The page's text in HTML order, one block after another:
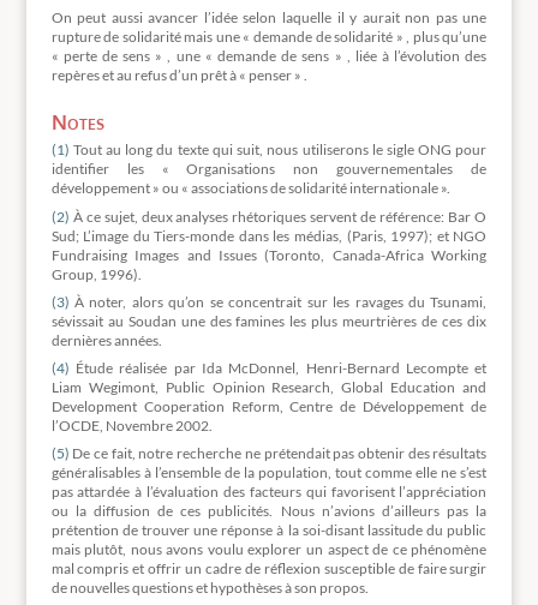
On peut aussi avancer l’idée selon laquelle il y aurait non pas une
rupture de solidarité mais une « demande de solidarité » , plus qu’une
« perte de sens » , une « demande de sens » , liée à l’évolution des
repères et au refus d’un prêt à « penser » .
Notes
(1) Tout au long du texte qui suit, nous utiliserons le sigle ONG pour
identifier les « Organisations non gouvernementales de
développement » ou « associations de solidarité internationale ».
(2) À ce sujet, deux analyses rhétoriques servent de référence: Bar O
Sud; L’image du Tiers-monde dans les médias, (Paris, 1997); et NGO
Fundraising Images and Issues (Toronto, Canada-Africa Working
Group, 1996).
(3) À noter, alors qu’on se concentrait sur les ravages du Tsunami,
sévissait au Soudan une des famines les plus meurtrières de ces dix
dernières années.
(4) Étude réalisée par Ida McDonnel, Henri-Bernard Lecompte et
Liam Wegimont, Public Opinion Research, Global Education and
Development Cooperation Reform, Centre de Développement de
l’OCDE, Novembre 2002.
(5) De ce fait, notre recherche ne prétendait pas obtenir des résultats
généralisables à l’ensemble de la population, tout comme elle ne s’est
pas attardée à l’évaluation des facteurs qui favorisent l’appréciation
ou la diffusion de ces publicités. Nous n’avions d’ailleurs pas la
prétention de trouver une réponse à la soi-disant lassitude du public
mais plutôt, nous avons voulu explorer un aspect de ce phénomène
mal compris et offrir un cadre de réflexion susceptible de faire surgir
de nouvelles questions et hypothèses à son propos.